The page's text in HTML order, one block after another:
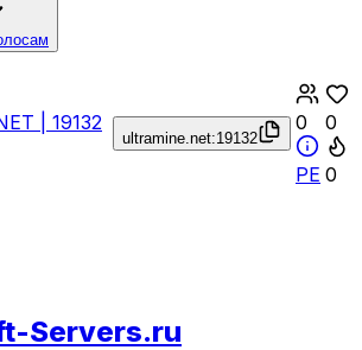
| 19132
ultramine.net:19132
0
PE
0
0
Servers.ru